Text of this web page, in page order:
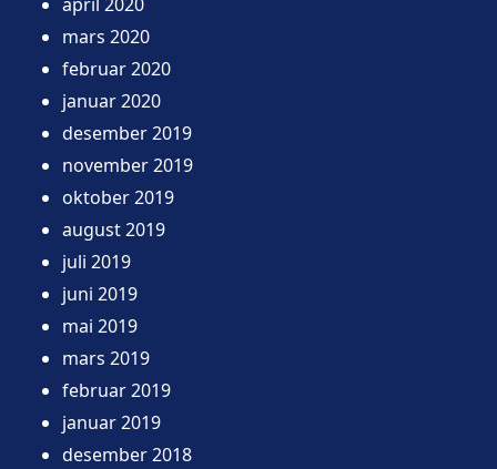
mars 2020
februar 2020
januar 2020
desember 2019
november 2019
oktober 2019
august 2019
juli 2019
juni 2019
mai 2019
mars 2019
februar 2019
januar 2019
desember 2018